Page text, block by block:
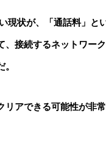
現状が、「通話料」と
接続するネットワー
アできる可能性が非